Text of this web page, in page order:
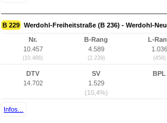
B 229 Werdohl-Freiheitstraße (B 236) - Werdohl-
Nr.
10.457
(10.466)
B-Rang
4.589
(2.239)
L-
1.036
(458)
DTV
14.702
SV
1.529
(10,4%)
BPL
Infos...